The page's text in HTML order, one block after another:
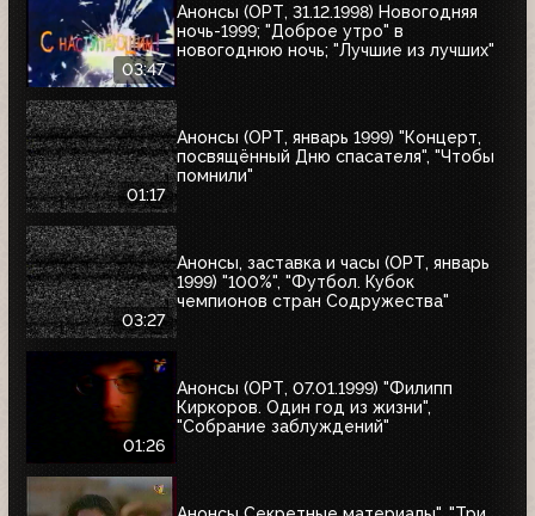
03:47
Анонсы (ОРТ, 31.12.1998) Новогодняя
ночь-1999; "Доброе утро" в
новогоднюю ночь; "Лучшие из лучших"
01:17
Анонсы (ОРТ, январь 1999) "Концерт,
посвящённый Дню спасателя", "Чтобы
помнили"
03:27
Анонсы, заставка и часы (ОРТ, январь
1999) "100%", "Футбол. Кубок
чемпионов стран Содружества"
01:26
Анонсы (ОРТ, 07.01.1999) "Филипп
Киркоров. Один год из жизни",
"Собрание заблуждений"